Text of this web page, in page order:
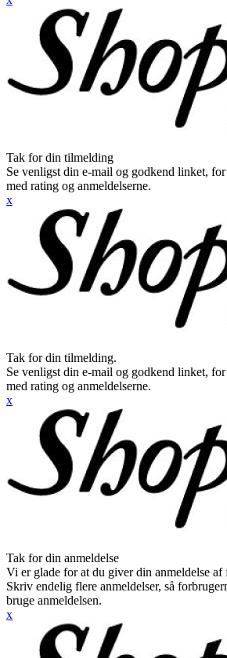
Tak for din tilmelding
Se venligst din e-mail og godkend linket,
med rating og anmeldelserne.
x
Tak for din tilmelding.
Se venligst din e-mail og godkend linket,
med rating og anmeldelserne.
x
Tak for din anmeldelse
Vi er glade for at du giver din anmeldelse af
Skriv endelig flere anmeldelser, så
bruge anmeldelsen.
x